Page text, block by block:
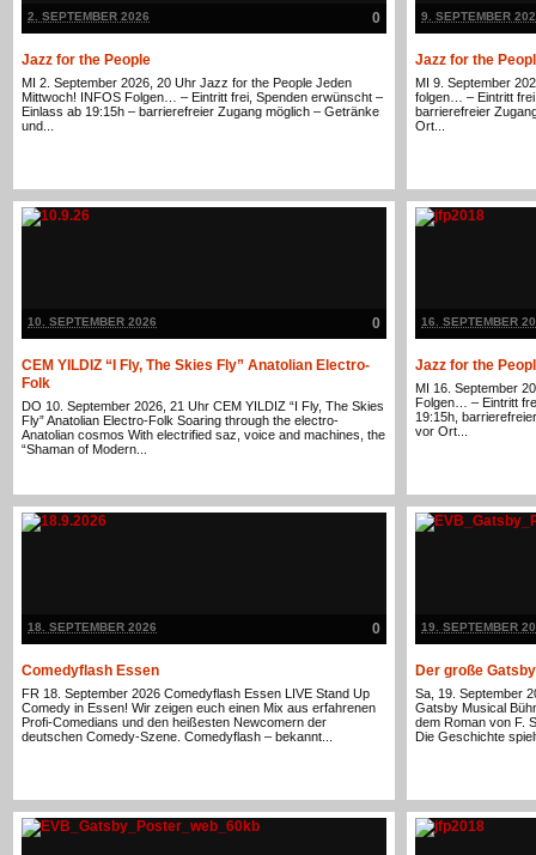
0
2. SEPTEMBER 2026
Jazz for the People
MI 2. September 2026, 20 Uhr Jazz for the People Jeden
Mittwoch! INFOS Folgen… – Eintritt frei, Spenden erwünscht –
Einlass ab 19:15h – barrierefreier Zugang möglich – Getränke
und...
9. SEPTEMBER
Jazz for the
MI 9. September
folgen… – Eintritt
barrierefreier
Ort...
0
10. SEPTEMBER 2026
CEM YILDIZ “I Fly, The Skies Fly” Anatolian Electro-
Folk
DO 10. September 2026, 21 Uhr CEM YILDIZ “I Fly, The Skies
Fly” Anatolian Electro-Folk Soaring through the electro-
Anatolian cosmos With electrified saz, voice and machines, the
“Shaman of Modern...
16. SEPTEMBER
Jazz for the
MI 16. September
Folgen… – Eintritt
19:15h,
vor Ort...
0
18. SEPTEMBER 2026
Comedyflash Essen
FR 18. September 2026 Comedyflash Essen LIVE Stand Up
Comedy in Essen! Wir zeigen euch einen Mix aus erfahrenen
Profi-Comedians und den heißesten Newcomern der
deutschen Comedy-Szene. Comedyflash – bekannt...
19. SEPTEMBER
Der große
Sa, 19. September
Gatsby Musical
dem Roman von F.
Die Geschichte